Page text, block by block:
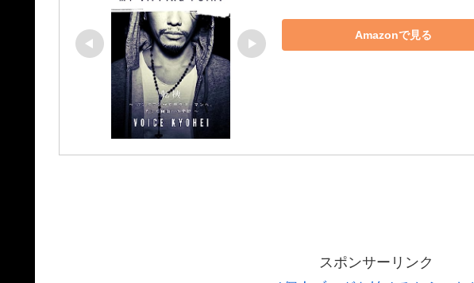
Amazonで見る
スポンサーリンク